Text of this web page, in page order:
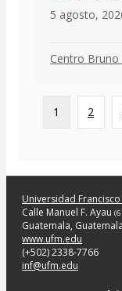
5 agosto,
Centro Bruno
1 2
Universidad
Calle Manuel F. Ayau
Guatemala,
www.ufm.edu
(+502) 2338-7766
inf@ufm.edu